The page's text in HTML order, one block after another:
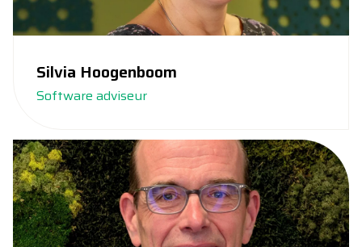
Software adviseur
Silvia Hoogenboom